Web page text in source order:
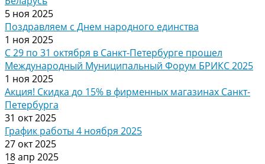
5 ноя 2025
Поздравляем с Днем народного единства
1 ноя 2025
С 29 по 31 октября в Санкт-Петербурге прошел
Международный Муниципальный Форум БРИКС 2025
1 ноя 2025
Акция! Скидка до 15% в фирменных магазинах Санкт-
Петербурга
31 окт 2025
График работы 4 ноября 2025
27 окт 2025
18 апр 2025